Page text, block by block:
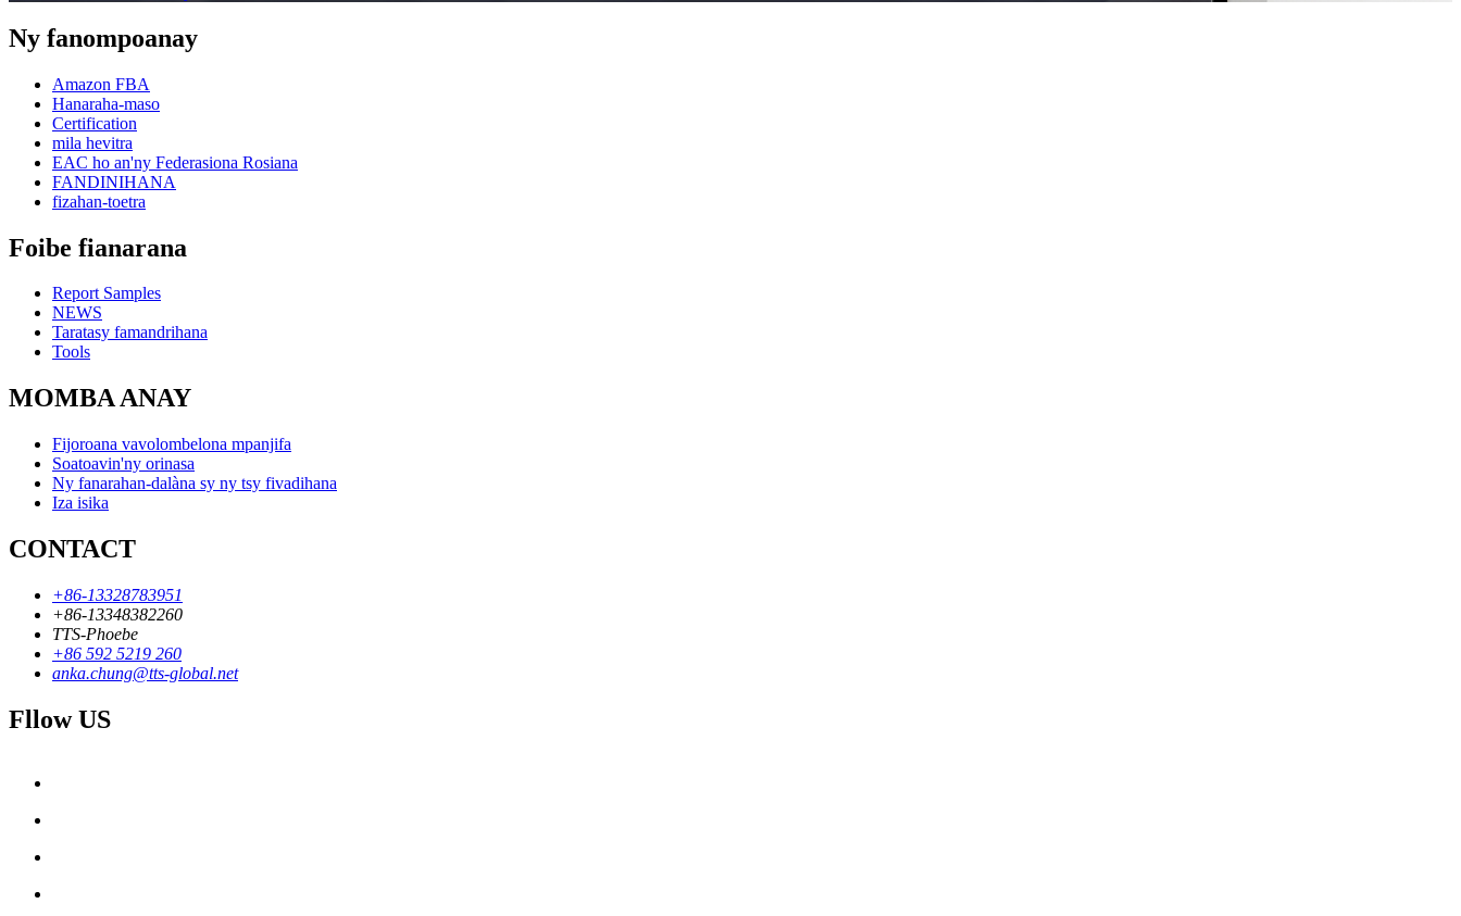
Ny fanompoanay
Amazon FBA
Hanaraha-maso
Certification
mila hevitra
EAC ho an'ny Federasiona Rosiana
FANDINIHANA
fizahan-toetra
Foibe fianarana
Report Samples
NEWS
Taratasy famandrihana
Tools
MOMBA ANAY
Fijoroana vavolombelona mpanjifa
Soatoavin'ny orinasa
Ny fanarahan-dalàna sy ny tsy fivadihana
Iza isika
CONTACT
+86-13328783951
+86-13348382260
TTS-Phoebe
+86 592 5219 260
anka.chung@tts-global.net
Fllow US